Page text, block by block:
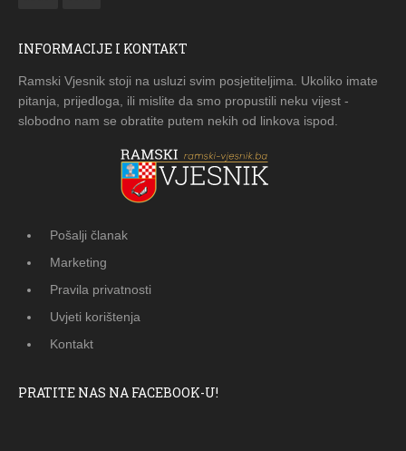
INFORMACIJE I KONTAKT
Ramski Vjesnik stoji na usluzi svim posjetiteljima. Ukoliko imate
pitanja, prijedloga, ili mislite da smo propustili neku vijest -
slobodno nam se obratite putem nekih od linkova ispod.
Pošalji članak
Marketing
Pravila privatnosti
Uvjeti korištenja
Kontakt
PRATITE NAS NA FACEBOOK-U!